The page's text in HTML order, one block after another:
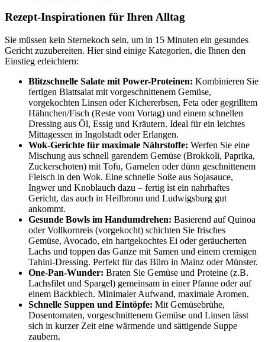
Rezept-Inspirationen für Ihren Alltag
Sie müssen kein Sternekoch sein, um in 15 Minuten ein gesundes
Gericht zuzubereiten. Hier sind einige Kategorien, die Ihnen den
Einstieg erleichtern:
Blitzschnelle Salate mit Power-Proteinen: Kombinieren Sie
fertigen Blattsalat mit vorgeschnittenem Gemüse,
vorgekochten Linsen oder Kichererbsen, Feta oder gegrilltem
Hähnchen/Fisch (Reste vom Vortag) und einem schnellen
Dressing aus Öl, Essig und Kräutern. Ideal für ein leichtes
Mittagessen in Ingolstadt oder Erlangen.
Wok-Gerichte für maximale Nährstoffe: Werfen Sie eine
Mischung aus schnell garendem Gemüse (Brokkoli, Paprika,
Zuckerschoten) mit Tofu, Garnelen oder dünn geschnittenem
Fleisch in den Wok. Eine schnelle Soße aus Sojasauce,
Ingwer und Knoblauch dazu – fertig ist ein nahrhaftes
Gericht, das auch in Heilbronn und Ludwigsburg gut
ankommt.
Gesunde Bowls im Handumdrehen: Basierend auf Quinoa
oder Vollkornreis (vorgekocht) schichten Sie frisches
Gemüse, Avocado, ein hartgekochtes Ei oder geräucherten
Lachs und toppen das Ganze mit Samen und einem cremigen
Tahini-Dressing. Perfekt für das Büro in Mainz oder Münster.
One-Pan-Wunder: Braten Sie Gemüse und Proteine (z.B.
Lachsfilet und Spargel) gemeinsam in einer Pfanne oder auf
einem Backblech. Minimaler Aufwand, maximale Aromen.
Schnelle Suppen und Eintöpfe: Mit Gemüsebrühe,
Dosentomaten, vorgeschnittenem Gemüse und Linsen lässt
sich in kurzer Zeit eine wärmende und sättigende Suppe
zaubern.